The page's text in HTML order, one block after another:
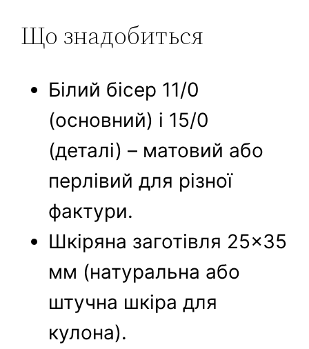
Що знадобиться
Білий бісер 11/0
(основний) і 15/0
(деталі) – матовий або
перлівий для різної
фактури.
Шкіряна заготівля 25×35
мм (натуральна або
штучна шкіра для
кулона).